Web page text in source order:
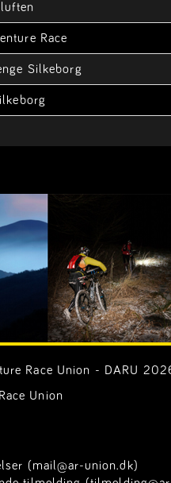
Race
Silkeborg
Race Union - DARU
Union
(mail@ar-union.dk)